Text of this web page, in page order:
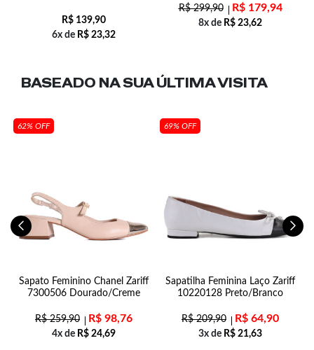
R$ 139,90
6x de R$ 23,32
R$299,90 R$179,94
8x de R$ 23,62
BASEADO NA SUAÚLTIMA VISITA
62% OFF
Sapato Feminino Chanel Zariff
7300506 Dourado/Creme
R$259,90 R$ 98,76
4x de R$ 24,69
69% OFF
Sapatilha Feminina Laço Zariff
10220128 Preto/Branco
R$209,90 R$ 64,90
3x de R$ 21,63